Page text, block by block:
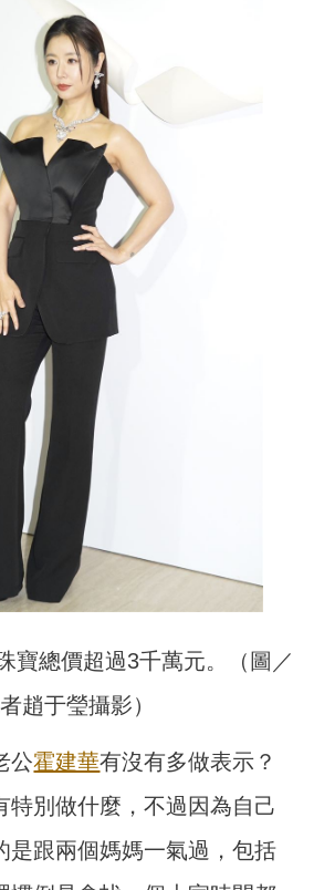
寶總價超過3千萬元。（圖／
趙于瑩攝影）
公霍建華有沒有多做表示？
特別做什麼，不過因為自己
是跟兩個媽媽一氣過，包括